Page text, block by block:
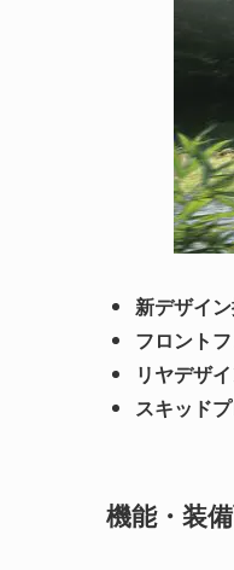
新デザイ
フロント
リヤデザ
スキッド
機能・装